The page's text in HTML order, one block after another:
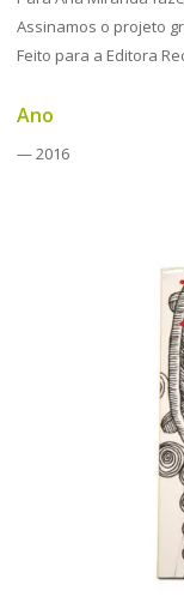
Assinamos o projeto
Feito para a Editora
Ano
— 2016